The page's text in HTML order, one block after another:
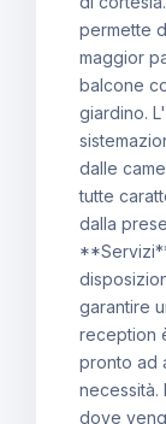
permette
maggior
balcone
giardino.
dalle
tutte
dalla
garantire
reception
pronto ad
necessità.
dove